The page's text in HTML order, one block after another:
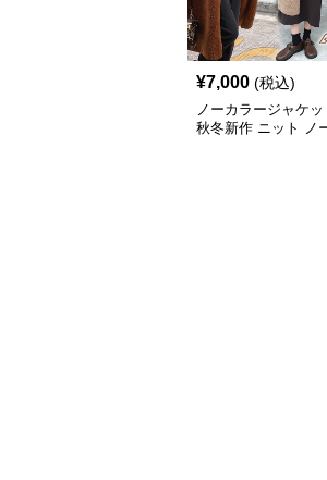
¥7,000 (税込)
ノーカラージャケッ
秋冬新作 ニット ノ